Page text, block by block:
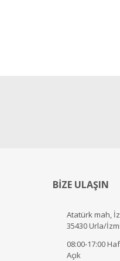
BİZE ULAŞIN
Atatürk mah,
35430 Urla/
08:00-17:00
Açık